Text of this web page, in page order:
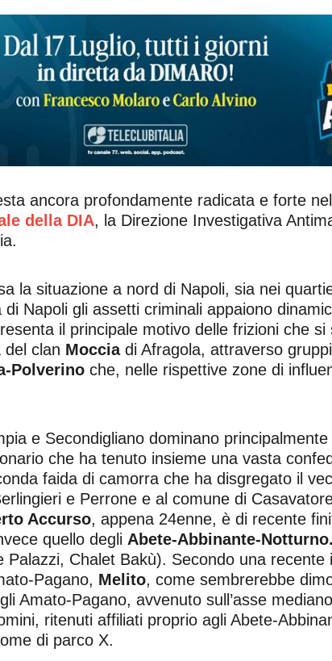
ancora profondamente radicata e forte
della DIA, la Direzione Investigativa
la situazione a nord di Napoli, sia nei
di Napoli gli assetti criminali appaiono
il principale motivo delle frizioni che
del clan Mocciadi Afragola, attraverso
Polverino che, nelle rispettive zone di
e Secondigliano dominano
che ha tenuto insieme una vasta
faida di camorra che ha disgregato il
e Perrone e al comune di
Accurso, appena 24enne, è di recente
quello degli Abete-Abbinante-
Palazzi, Chalet Bakù). Secondo una
Pagano, Melito, come sembrerebbe
Amato-Pagano, avvenuto sull’asse
ritenuti affiliati proprio agli Abete-
di parco X.